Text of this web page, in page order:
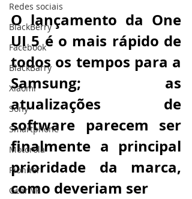
Redes sociais
BlackBerry
Facebook
BlackBarry
Xiaomi
Sony
Smartphone
Motorola
Pionner
Gear VR
O lançamento da One
UI 5 é o mais rápido de
todos os tempos para a
Samsung; as
atualizações de
software parecem ser
finalmente a principal
prioridade da marca,
como deveriam ser